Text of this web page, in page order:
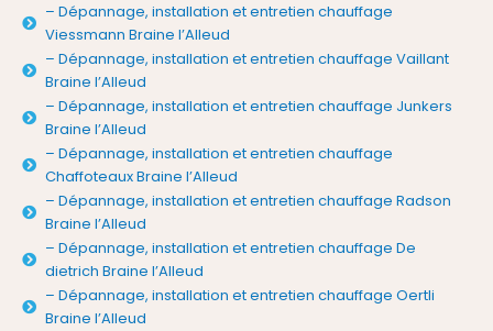
– Dépannage, installation et entretien chauffage
Viessmann Braine l’Alleud
– Dépannage, installation et entretien chauffage Vaillant
Braine l’Alleud
– Dépannage, installation et entretien chauffage Junkers
Braine l’Alleud
– Dépannage, installation et entretien chauffage
Chaffoteaux Braine l’Alleud
– Dépannage, installation et entretien chauffage Radson
Braine l’Alleud
– Dépannage, installation et entretien chauffage De
dietrich Braine l’Alleud
– Dépannage, installation et entretien chauffage Oertli
Braine l’Alleud